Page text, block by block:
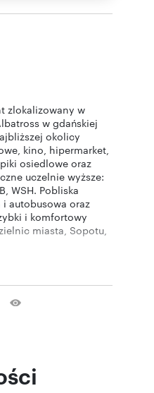
zlokalizowany w
w gdańskiej
okolicy
kino, hipermarket,
osiedlowe oraz
uczelnie wyższe:
WSH. Pobliska
autobusowa oraz
i komfortowy
miasta, Sopotu,
dojazd rowerem po
zajmuje 12
i umeblowaną
aby zapewnić
posiadają